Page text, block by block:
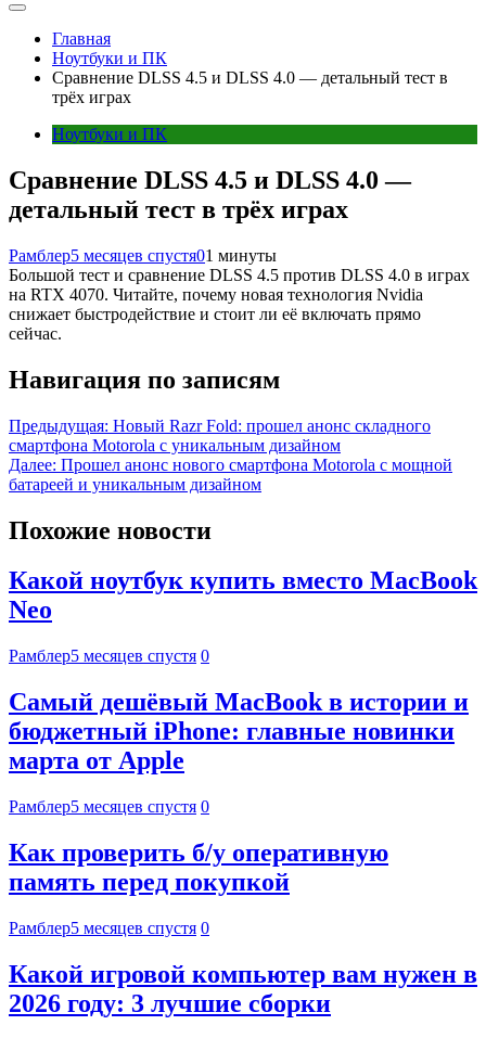
Главная
Ноутбуки и ПК
Сравнение DLSS 4.5 и DLSS 4.0 — детальный тест в
трёх играх
Ноутбуки и ПК
Сравнение DLSS 4.5 и DLSS 4.0 —
детальный тест в трёх играх
Рамблер5 месяцев спустя01 минуты
Большой тест и сравнение DLSS 4.5 против DLSS 4.0 в играх
на RTX 4070. Читайте, почему новая технология Nvidia
снижает быстродействие и стоит ли её включать прямо
сейчас.
Навигация по записям
Предыдущая: Новый Razr Fold: прошел анонс складного
смартфона Motorola с уникальным дизайном
Далее: Прошел анонс нового смартфона Motorola с мощной
батареей и уникальным дизайном
Похожие новости
Какой ноутбук купить вместо MacBook
Neo
Рамблер5 месяцев спустя 0
Самый дешёвый MacBook в истории и
бюджетный iPhone: главные новинки
марта от Apple
Рамблер5 месяцев спустя 0
Как проверить б/у оперативную
память перед покупкой
Рамблер5 месяцев спустя 0
Какой игровой компьютер вам нужен в
2026 году: 3 лучшие сборки